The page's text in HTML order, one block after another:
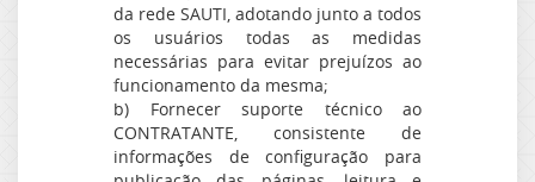
da rede SAUTI, adotando junto a todos
os usuários todas as medidas
necessárias para evitar prejuízos ao
funcionamento da mesma;
b) Fornecer suporte técnico ao
CONTRATANTE, consistente de
informações de configuração para